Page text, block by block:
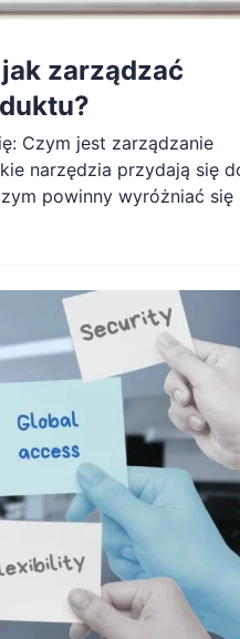
zarządzać
Czym jest zarządzanie
narzędzia przydają się
powinny wyróżniać się